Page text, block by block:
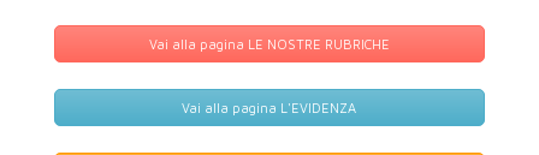
Vai alla pagina LE NOSTRE RUBRICHE
Vai alla pagina L'EVIDENZA